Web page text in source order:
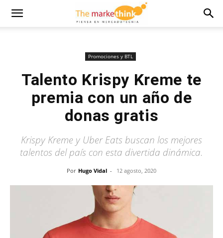
Promociones y BTL
Talento Krispy Kreme te
premia con un año de
donas gratis
Krispy Kreme y Uber Eats buscan los mejores
talentos del país con esta divertida dinámica.
Por Hugo Vidal - 12 agosto, 2020